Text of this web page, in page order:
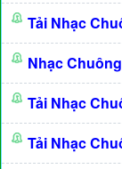
Tải Nhạc
Nhạc
Tải Nhạc
Tải Nhạc